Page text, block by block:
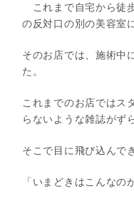
これまで自宅から徒
の反対口の別の美容室
そのお店では、施術中
た。
これまでのお店ではス
らないような雑誌がず
そこで目に飛び込んで
「いまどきはこんなの